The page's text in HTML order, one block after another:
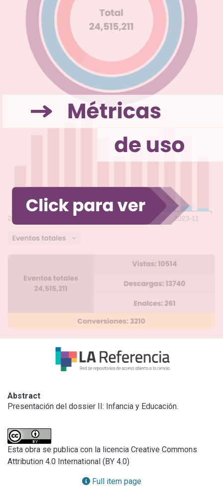
Abstract
Presentación del dossier II: Infancia y Educación.
Esta obra se publica con la licencia Creative Commons
Attribution 4.0 International (BY 4.0)
Full item page